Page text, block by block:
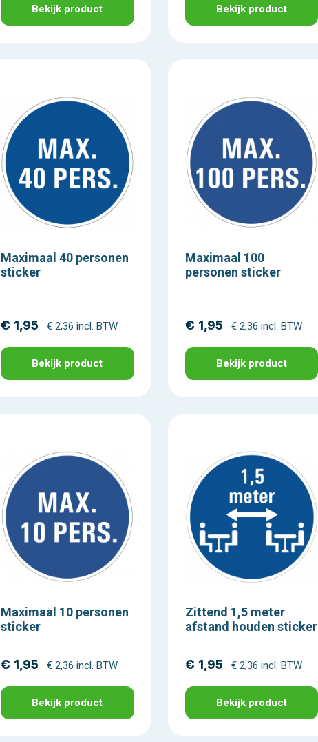
Bekijk product Bekijk product
Maximaal 40 personen
sticker
€ 1,95 € 2,36 incl. BTW
Bekijk product
Maximaal 100
personen sticker
€ 1,95 € 2,36 incl. BTW
Bekijk product
Maximaal 10 personen
sticker
€ 1,95 € 2,36 incl. BTW
Bekijk product
Zittend 1,5 meter
afstand houden sticker
€ 1,95 € 2,36 incl. BTW
Bekijk product